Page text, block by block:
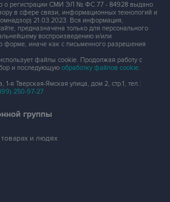
о регистрации СМИ ЭЛ № ФС 77 - 84928 выдано
в сфере связи, информационных технологий и
21.03.2023. Вся информация,
предназначена только для персонального
воспроизведению и/или
форме, иначе как с письменного разрешения
файлы cookie. Продолжая работу с
и последующую обработку файлов cookie.
я Тверская-Ямская улица, дом 2, стр.1, тел.:
250-97-27
группы
и людях